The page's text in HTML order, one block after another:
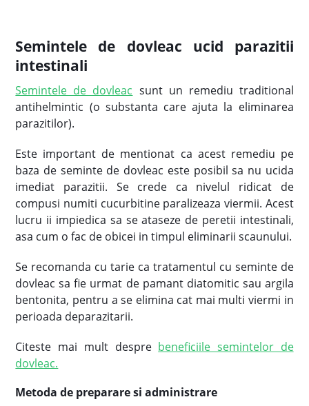
Semintele de dovleac ucid parazitii
intestinali
Semintele de dovleac sunt un remediu traditional
antihelmintic (o substanta care ajuta la eliminarea
parazitilor).
Este important de mentionat ca acest remediu pe
baza de seminte de dovleac este posibil sa nu ucida
imediat parazitii. Se crede ca nivelul ridicat de
compusi numiti cucurbitine paralizeaza viermii. Acest
lucru ii impiedica sa se ataseze de peretii intestinali,
asa cum o fac de obicei in timpul eliminarii scaunului.
Se recomanda cu tarie ca tratamentul cu seminte de
dovleac sa fie urmat de pamant diatomitic sau argila
bentonita, pentru a se elimina cat mai multi viermi in
perioada deparazitarii.
Citeste mai mult despre beneficiile semintelor de
dovleac.
Metoda de preparare si administrare